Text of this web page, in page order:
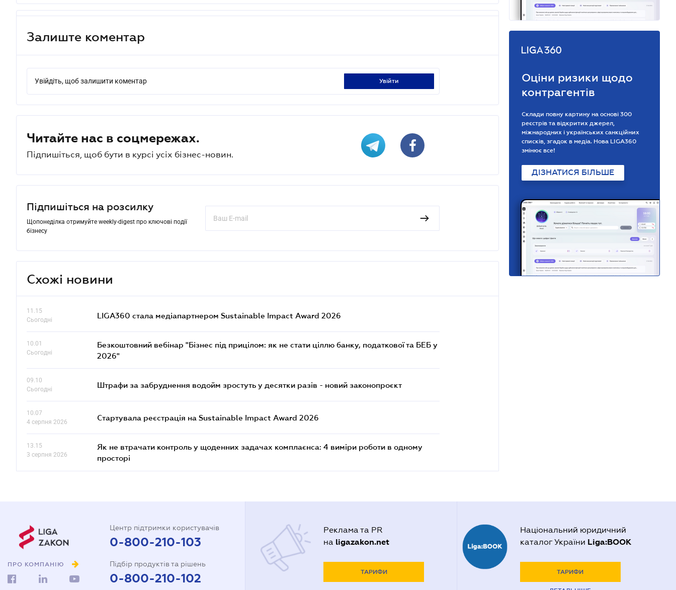
Залиште коментар
Увійдіть, щоб залишити коментар увійти
Читайте нас в соцмережах.
Підпишіться, щоб бути в курсі усіх бізнес-новин.
Підпишіться на розсилку
Щопонеділка отримуйте weekly-digest про ключові події
бізнесу
Схожі новини
11.15
Сьогодні
LIGA360 стала медіапартнером Sustainable Impact Award 2026
10.01
Сьогодні
Безкоштовний вебінар "Бізнес під прицілом: як не стати ціллю банку, податкової та БЕБ у
2026"
09.10
Сьогодні
Штрафи за забруднення водойм зростуть у десятки разів - новий законопроєкт
10.07
4 серпня 2026
Стартувала реєстрація на Sustainable Impact Award 2026
13.15
3 серпня 2026
Як не втрачати контроль у щоденних задачах комплаєнса: 4 виміри роботи в одному
просторі
Оціни ризики щодо
контрагентів
Склади повну картину на основі 300
реєстрів та відкритих джерел,
міжнародних і українських санкційних
списків, згадок в медіа. Нова LIGA360
змінює все!
ДІЗНАТИСЯ БІЛЬШЕ
ПРО КОМПАНІЮ
Центр підтримки користувачів
0-800-210-103
Підбір продуктів та рішень
0-800-210-102
Реклама та PR
на ligazakon.net
ТАРИФИ
Національний юридичний
каталог України Liga:BOOK
ТАРИФИ